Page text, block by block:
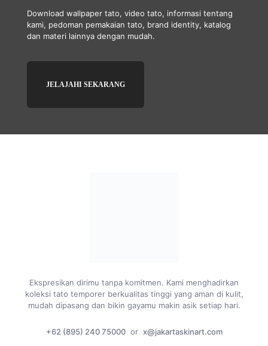
Download wallpaper tato, video tato, informasi tentang
kami, pedoman pemakaian tato, brand identity, katalog
dan materi lainnya dengan mudah.
JELAJAHI SEKARANG
Ekspresikan dirimu tanpa komitmen. Kami menghadirkan
koleksi tato temporer berkualitas tinggi yang aman di kulit,
mudah dipasang dan bikin gayamu makin asik setiap hari.
+62 (895) 240 75000 or x@jakartaskinart.com